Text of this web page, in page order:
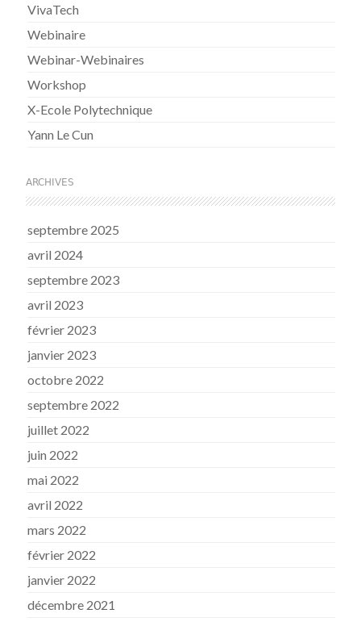
VivaTech
Webinaire
Webinar-Webinaires
Workshop
X-Ecole Polytechnique
Yann Le Cun
ARCHIVES
septembre 2025
avril 2024
septembre 2023
avril 2023
février 2023
janvier 2023
octobre 2022
septembre 2022
juillet 2022
juin 2022
mai 2022
avril 2022
mars 2022
février 2022
janvier 2022
décembre 2021